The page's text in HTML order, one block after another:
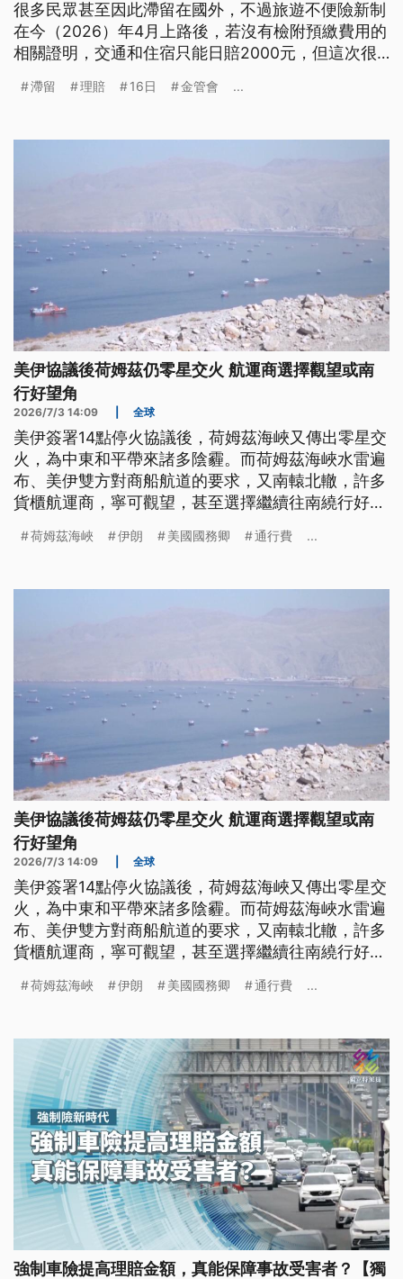
很多民眾甚至因此滯留在國外，不過旅遊不便險新制
在今（2026）年4月上路後，若沒有檢附預繳費用的
相關證明，交通和住宿只能日賠2000元，但這次很
本沒有預繳證明，引發爭議。
滯留 理賠 16日 金管會 ...
美伊協議後荷姆茲仍零星交火 航運商選擇觀望或南
行好望角
2026/7/3 14:09 全球
美伊簽署14點停火協議後，荷姆茲海峽又傳出零星交
火，為中東和平帶來諸多陰霾。而荷姆茲海峽水雷遍
布、美伊雙方對商船航道的要求，又南轅北轍，許多
貨櫃航運商，寧可觀望，甚至選擇繼續往南繞行好望
變得不可能。而伊朗對航道之所以要嚴控，被外界認
荷姆茲海峽 伊朗 美國國務卿 通行費 ...
美伊協議後荷姆茲仍零星交火 航運商選擇觀望或南
行好望角
2026/7/3 14:09 全球
美伊簽署14點停火協議後，荷姆茲海峽又傳出零星交
火，為中東和平帶來諸多陰霾。而荷姆茲海峽水雷遍
布、美伊雙方對商船航道的要求，又南轅北轍，許多
貨櫃航運商，寧可觀望，甚至選擇繼續往南繞行好望
變得不可能。而伊朗對航道之所以要嚴控，被外界認
荷姆茲海峽 伊朗 美國國務卿 通行費 ...
強制車險提高理賠金額，真能保障事故受害者？【獨